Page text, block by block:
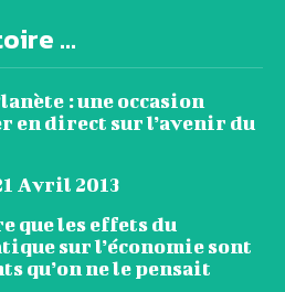
...
: une occasion
en direct sur l’avenir du
Avril 2013
que les effets du
sur l’économie sont
qu’on ne le pensait